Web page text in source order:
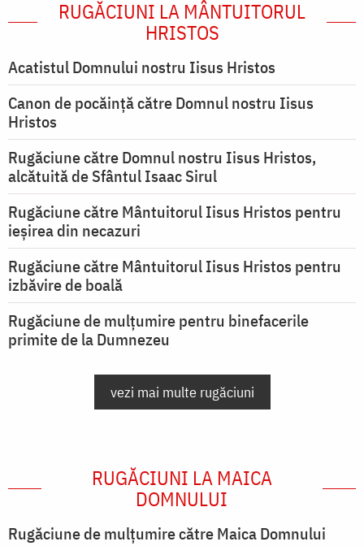
RUGĂCIUNI LA MÂNTUITORUL
HRISTOS
Acatistul Domnului nostru Iisus Hristos
Canon de pocăință către Domnul nostru Iisus
Hristos
Rugăciune către Domnul nostru Iisus Hristos,
alcătuită de Sfântul Isaac Sirul
Rugăciune către Mântuitorul Iisus Hristos pentru
ieşirea din necazuri
Rugăciune către Mântuitorul Iisus Hristos pentru
izbăvire de boală
Rugăciune de mulțumire pentru binefacerile
primite de la Dumnezeu
vezi mai multe rugăciuni
RUGĂCIUNI LA MAICA
DOMNULUI
Rugăciune de mulţumire către Maica Domnului